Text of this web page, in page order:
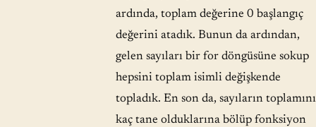
ardında, toplam değerine 0 başlangıç
değerini atadık. Bunun da ardından,
gelen sayıları bir for döngüsüne sokup
hepsini toplam isimli değişkende
topladık. En son da, sayıların toplamını
kaç tane olduklarına bölüp fonksiyon